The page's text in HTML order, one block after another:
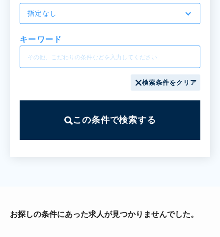
指定なし
キーワード
検索条件をクリア
この条件で検索する
お探しの条件にあった求人が見つかりませんでした。